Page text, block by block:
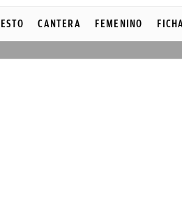
CANTERA FEMENINO